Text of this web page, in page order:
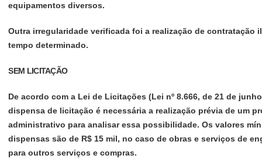
equipamentos diversos.
Outra irregularidade verificada foi a realização de contratação
tempo determinado.
SEM LICITAÇÃO
De acordo com a Lei de Licitações (Lei nº 8.666, de 21 de
dispensa de licitação é necessária a realização prévia de um
administrativo para analisar essa possibilidade. Os valores
dispensas são de R$ 15 mil, no caso de obras e serviços de
para outros serviços e compras.